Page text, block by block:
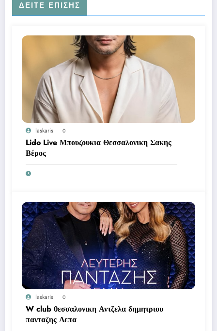
ΔΕΊΤΕ ΕΠΊΣΗΣ
laskaris 0
Lido Live Μπουζουκια Θεσσαλονικη Σακης
Βέρος
laskaris 0
W club θεσσαλονικη Αντζελα δημητριου
πανταζης Λεπα